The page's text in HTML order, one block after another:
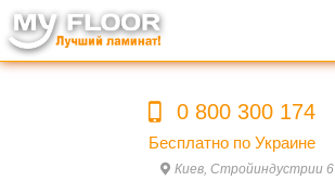
0 800 300 174
Бесплатно по Украине
Киев, Стройиндустрии 6